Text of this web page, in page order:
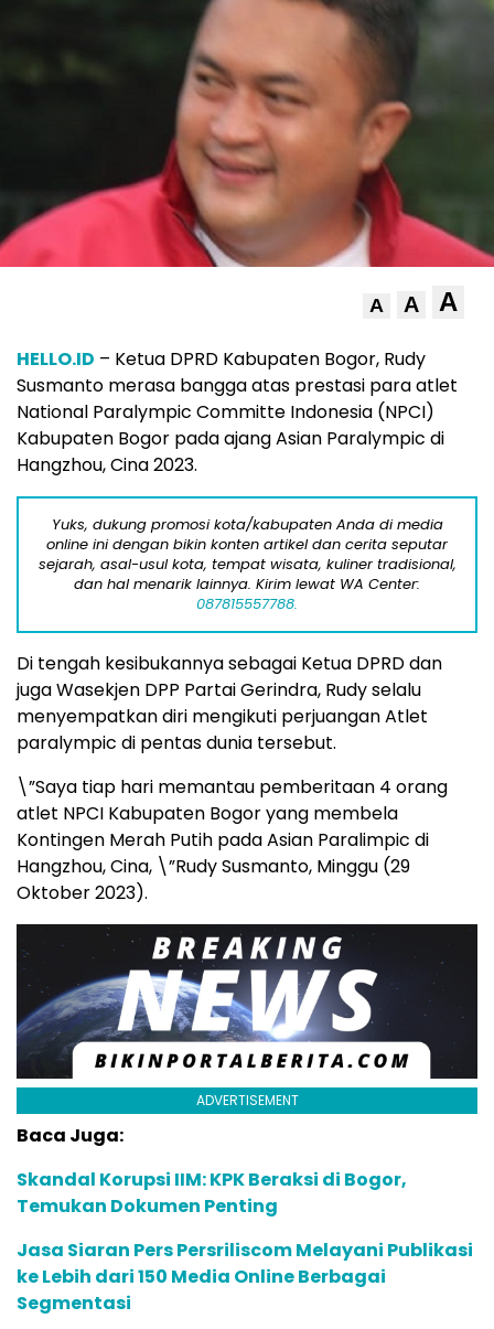
A A A
HELLO.ID – Ketua DPRD Kabupaten Bogor, Rudy
Susmanto merasa bangga atas prestasi para atlet
National Paralympic Committe Indonesia (NPCI)
Kabupaten Bogor pada ajang Asian Paralympic di
Hangzhou, Cina 2023.
Yuks, dukung promosi kota/kabupaten Anda di media
online ini dengan bikin konten artikel dan cerita seputar
sejarah, asal-usul kota, tempat wisata, kuliner tradisional,
dan hal menarik lainnya. Kirim lewat WA Center:
087815557788.
Di tengah kesibukannya sebagai Ketua DPRD dan
juga Wasekjen DPP Partai Gerindra, Rudy selalu
menyempatkan diri mengikuti perjuangan Atlet
paralympic di pentas dunia tersebut.
\”Saya tiap hari memantau pemberitaan 4 orang
atlet NPCI Kabupaten Bogor yang membela
Kontingen Merah Putih pada Asian Paralimpic di
Hangzhou, Cina, \”Rudy Susmanto, Minggu (29
Oktober 2023).
ADVERTISEMENT
Baca Juga:
Skandal Korupsi IIM: KPK Beraksi di Bogor,
Temukan Dokumen Penting
Jasa Siaran Pers Persriliscom Melayani Publikasi
ke Lebih dari 150 Media Online Berbagai
Segmentasi